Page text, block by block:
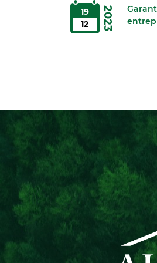
19
12
2023